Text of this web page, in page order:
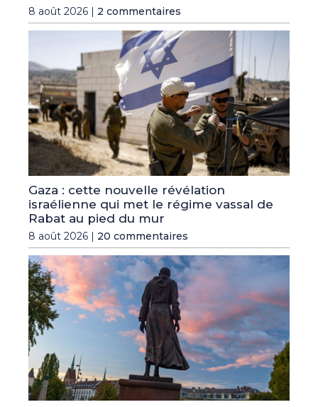
8 août 2026 | 2 commentaires
Gaza : cette nouvelle révélation
israélienne qui met le régime vassal de
Rabat au pied du mur
8 août 2026 | 20 commentaires